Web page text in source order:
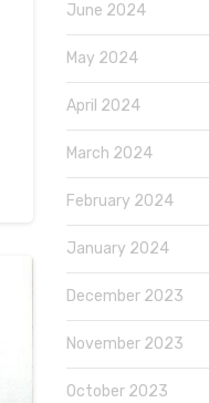
June 2024
May 2024
April 2024
March 2024
February 2024
January 2024
December 2023
November 2023
October 2023